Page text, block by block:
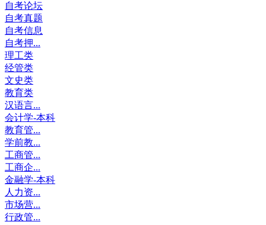
自考论坛
自考真题
自考信息
自考押...
理工类
经管类
文史类
教育类
汉语言...
会计学-本科
教育管...
学前教...
工商管...
工商企...
金融学-本科
人力资...
市场营...
行政管...